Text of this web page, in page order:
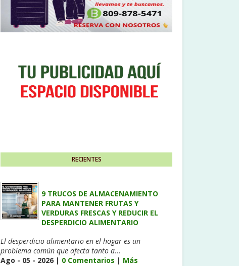
RECIENTES
9 TRUCOS DE ALMACENAMIENTO
PARA MANTENER FRUTAS Y
VERDURAS FRESCAS Y REDUCIR EL
DESPERDICIO ALIMENTARIO
El desperdicio alimentario en el hogar es un
problema común que afecta tanto a...
Ago - 05 - 2026 | 0 Comentarios | Más